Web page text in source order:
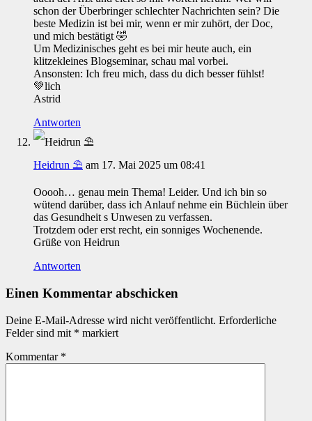
schon der Überbringer schlechter Nachrichten sein? Die
beste Medizin ist bei mir, wenn er mir zuhört, der Doc,
und mich bestätigt 🤣
Um Medizinisches geht es bei mir heute auch, ein
klitzekleines Blogseminar, schau mal vorbei.
Ansonsten: Ich freu mich, dass du dich besser fühlst!
💚lich
Astrid
Antworten
Heidrun ⛱ am 17. Mai 2025 um 08:41
Ooooh… genau mein Thema! Leider. Und ich bin so
wütend darüber, dass ich Anlauf nehme ein Büchlein über
das Gesundheit s Unwesen zu verfassen.
Trotzdem oder erst recht, ein sonniges Wochenende.
Grüße von Heidrun
Antworten
Einen Kommentar abschicken
Deine E-Mail-Adresse wird nicht veröffentlicht. Erforderliche
Felder sind mit * markiert
Kommentar *